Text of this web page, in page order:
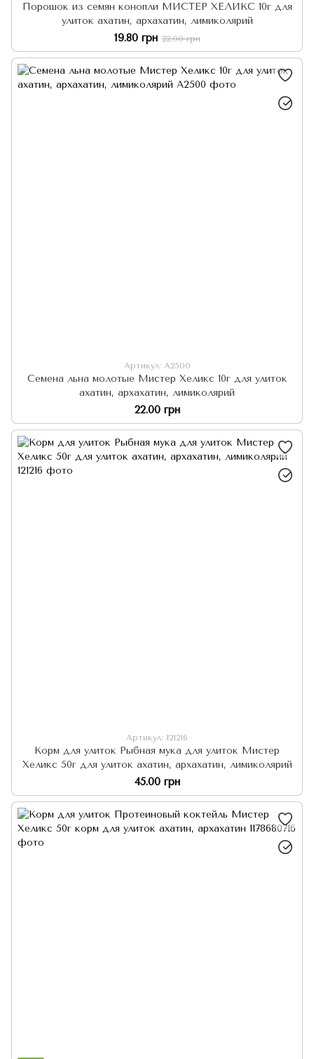
Порошок из семян конопли МИСТЕР ХЕЛИКС 10г для
улиток ахатин, архахатин, лимиколярий
19.80 грн 22.00 грн
Артикул: А2500
Семена льна молотые Мистер Хеликс 10г для улиток
ахатин, архахатин, лимиколярий
22.00 грн
Артикул: 121216
Корм для улиток Рыбная мука для улиток Мистер
Хеликс 50г для улиток ахатин, архахатин, лимиколярий
45.00 грн